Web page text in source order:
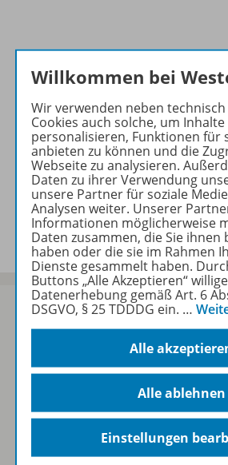
Informationen
Beschreibung
Planungshilfen zu
Werken
Zum Newsletter
Willkommen bei
Wir verwenden neben
Cookies auch solche, um
personalisieren, Funktionen für
anbieten zu können und die
Webseite zu analysieren.
Daten zu ihrer Verwendung
unsere Partner für soziale
Analysen weiter. Unserer
Informationen möglicherweise
Daten zusammen, die Sie
haben oder die sie im Rahmen
Dienste gesammelt haben.
Buttons „Alle Akzeptieren“
Datenerhebung gemäß Art. 6
DSGVO, § 25 TDDDG ein. …
Alle
Alle ablehnen
Einstellungen